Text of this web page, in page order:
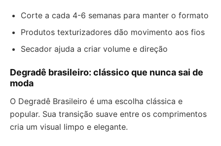
Corte a cada 4-6 semanas para manter o formato
Produtos texturizadores dão movimento aos fios
Secador ajuda a criar volume e direção
Degradê brasileiro: clássico que nunca sai de
moda
O Degradê Brasileiro é uma escolha clássica e
popular. Sua transição suave entre os comprimentos
cria um visual limpo e elegante.